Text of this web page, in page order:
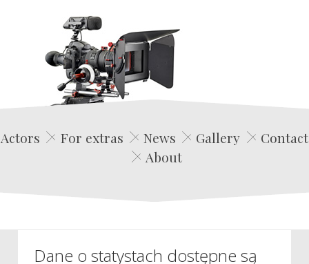
Edwin Film Agencja Aktorska
Actors For extras News Gallery
Contact
About
Dane o statystach dostępne są